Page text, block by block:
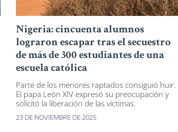
Nigeria: cincuenta alumnos
lograron escapar tras el secuestro
de más de 300 estudiantes de una
escuela católica
Parte de los menores raptados consiguió huir.
El papa León XIV expresó su preocupación y
solicitó la liberación de las víctimas.
23 DE NOVIEMBRE DE 2025